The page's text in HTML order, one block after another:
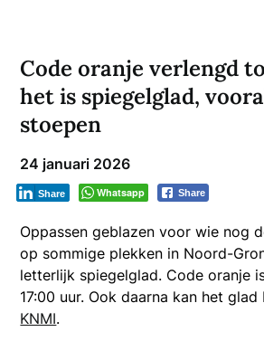
Code oranje verlengd
het is spiegelglad,
stoepen
24 januari 2026
Whatsapp Share
Share
Oppassen geblazen voor wie nog
op sommige plekken in Noord-
letterlijk spiegelglad. Code oranje
17:00 uur. Ook daarna kan het
KNMI.